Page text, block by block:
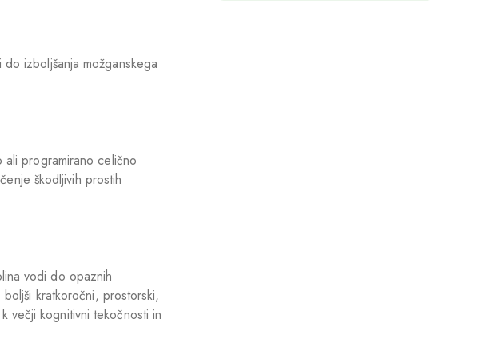
izboljšanja možganskega
programirano celično
škodljivih prostih
vodi do opaznih
kratkoročni, prostorski,
večji kognitivni tekočnosti in